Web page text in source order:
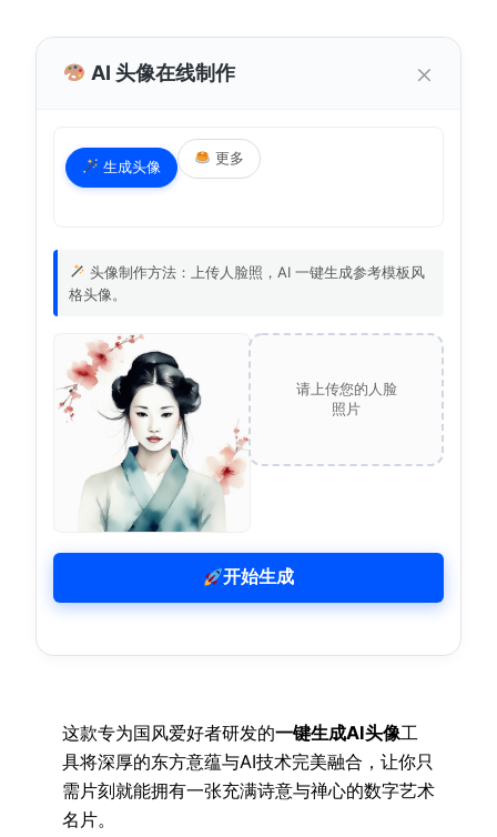
AI 头像在线制作 ×
生成头像
更多
头像制作方法：上传人脸照，AI 一键生成参考模板风
格头像。
请上传您的人脸
照片
开始生成
这款专为国风爱好者研发的一键生成AI头像工
具将深厚的东方意蕴与AI技术完美融合，让你只
需片刻就能拥有一张充满诗意与禅心的数字艺术
名片。